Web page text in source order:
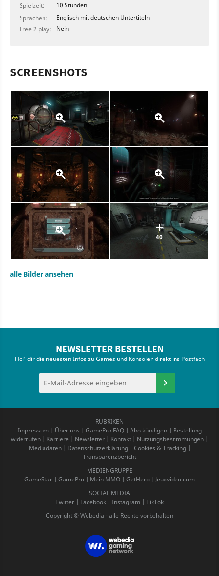
Spielzeit:
10 Stunden
Sprachen:
Englisch mit deutschen Untertiteln
Free 2 play:
Nein
SCREENSHOTS
40
alle Bilder ansehen
NEWSLETTER BESTELLEN
Hol' dir die neuesten Infos zu Games und Konsolen direkt ins Postfach
RUBRIKEN
Impressum| Über uns | GamePro FAQ| Abo kündigen| Bestellung
widerrufen | Karriere | Newsletter | Kontakt | Nutzungsbestimmungen |
Mediadaten| Datenschutzerklärung| Cookies & Tracking|
Transparenzbericht
MEDIENGRUPPE
GameStar | GamePro | Mein MMO | GetHero | Jeuxvideo.com
SOCIAL MEDIA
Twitter | Facebook | Instagram | TikTok
Copyright © Webedia - alle Rechte vorbehalten